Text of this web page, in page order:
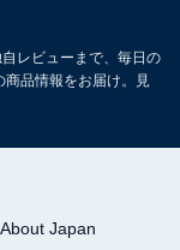
レビューまで、毎日の
商品情報をお届け。見
Japan